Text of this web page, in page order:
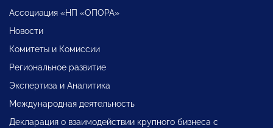
Ассоциация «НП «ОПОРА»
Новости
Комитеты и Комиссии
Региональное развитие
Экспертиза и Аналитика
Международная деятельность
Декларация о взаимодействии крупного бизнеса с